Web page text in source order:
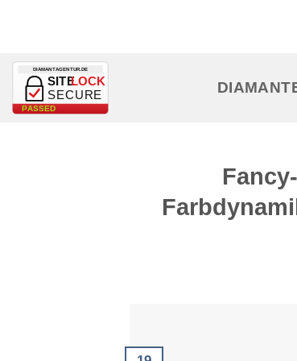
DIAMANTAGENTUR.DE
SITELOCK
SECURE
PASSED